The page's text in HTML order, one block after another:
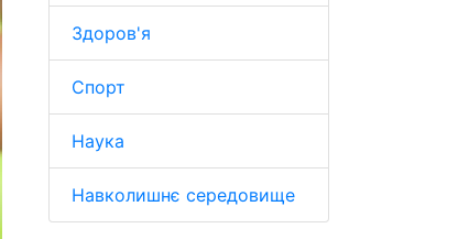
Здоров'я
Спорт
Наука
Навколишнє середовище